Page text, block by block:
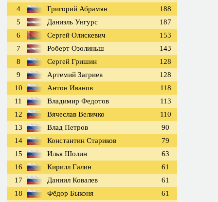
4
Григорий Абрамян
188
5
Даниэль Унгурс
187
6
Сергей Олискевич
153
7
Роберт Озолиньш
143
8
Сергей Гришин
128
9
Артемий Загриев
128
10
Антон Иванов
118
11
Владимир Федотов
113
12
Вячеслав Величко
110
13
Влад Петров
90
14
Константин Стариков
79
15
Илья Шолин
63
16
Кирилл Галин
61
17
Даниил Ковалев
61
18
Фёдор Быконя
61